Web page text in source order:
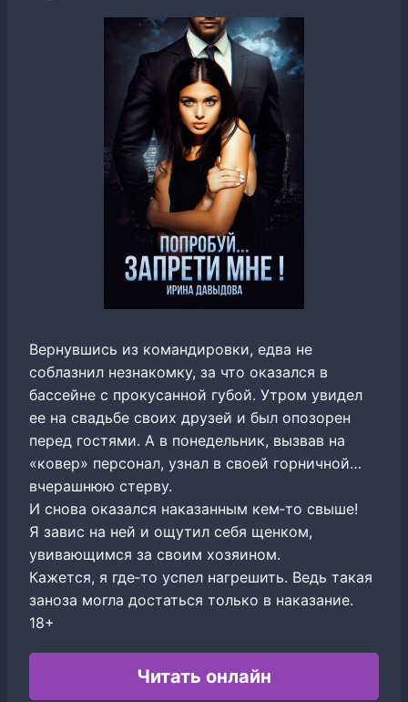
Вернувшись из командировки, едва не
соблазнил незнакомку, за что оказался в
бассейне с прокусанной губой. Утром увидел
ее на свадьбе своих друзей и был опозорен
перед гостями. А в понедельник, вызвав на
«ковер» персонал, узнал в своей горничной…
вчерашнюю стерву.
И снова оказался наказанным кем‐то свыше!
Я завис на ней и ощутил себя щенком,
увивающимся за своим хозяином.
Кажется, я где‐то успел нагрешить. Ведь такая
заноза могла достаться только в наказание.
18+
Читать онлайн